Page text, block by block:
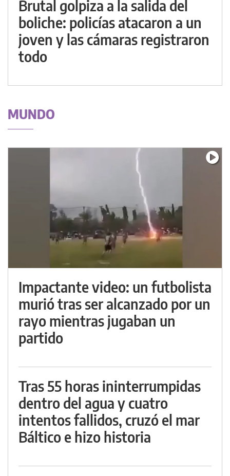
Brutal golpiza a la salida del
boliche: policías atacaron a un
joven y las cámaras registraron
todo
MUNDO
Impactante video: un futbolista
murió tras ser alcanzado por un
rayo mientras jugaban un
partido
Tras 55 horas ininterrumpidas
dentro del agua y cuatro
intentos fallidos, cruzó el mar
Báltico e hizo historia